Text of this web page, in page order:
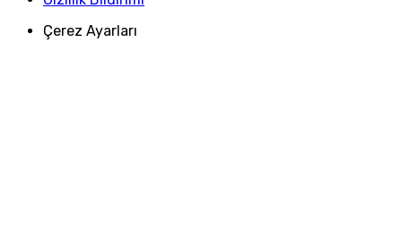
Çerez Ayarları